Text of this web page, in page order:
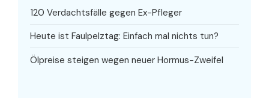
120 Verdachtsfälle gegen Ex-Pfleger
Heute ist Faulpelztag: Einfach mal nichts tun?
Ölpreise steigen wegen neuer Hormus-Zweifel